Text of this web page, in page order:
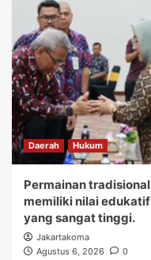
Daerah Hukum
Permainan tradisional
memiliki nilai edukatif
yang sangat tinggi.
Jakartakoma
Agustus 6, 2026
0